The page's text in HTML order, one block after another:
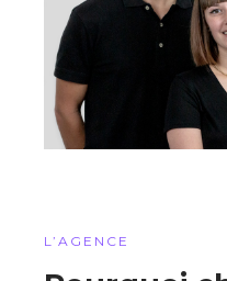
L’AGENCE